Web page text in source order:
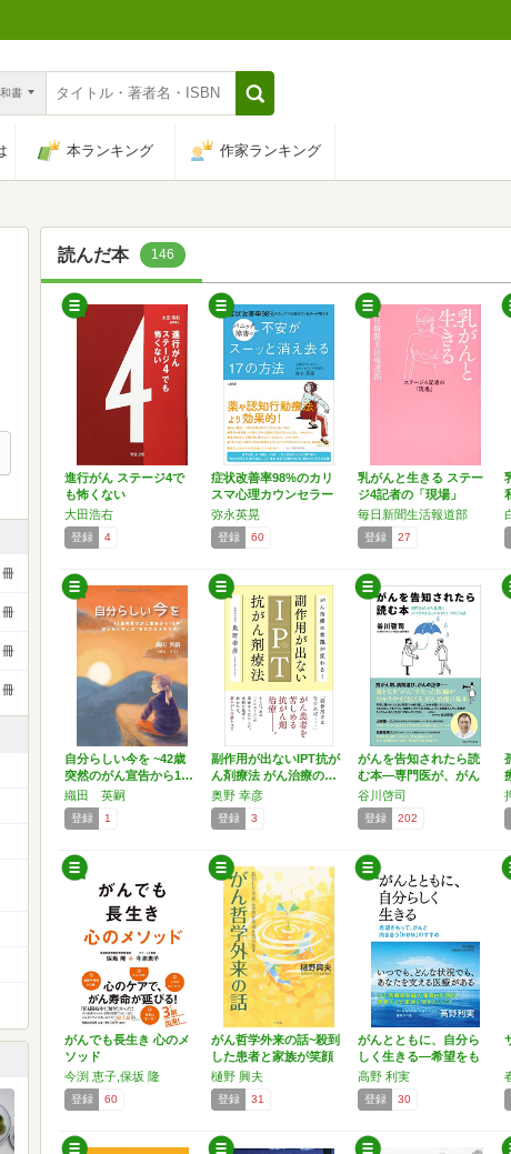
書
本ランキング 作家ランキング
読んだ本 146
進行がん ステージ4で
も怖くない
大田浩右
登録 4
症状改善率98%のカリ
スマ心理カウンセラー
が…
弥永英晃
登録 60
乳がんと生きる ステー
ジ4記者の「現場」
毎日新聞生活報道部
登録 27
自分らしい今を ~42歳
突然のがん宣告から1…
織田 英嗣
登録 1
副作用が出ないIPT抗が
ん剤療法 がん治療の…
奥野 幸彦
登録 3
がんを告知されたら読
む本―専門医が、がん
患者…
谷川啓司
登録 202
がんでも長生き 心のメ
ソッド
今渕 恵子,保坂 隆
登録 60
がん哲学外来の話~殺到
した患者と家族が笑顔
を…
樋野 興夫
登録 31
がんとともに、自分ら
しく生きる―希望をも
って…
高野 利実
登録 30
冊
冊
冊
冊